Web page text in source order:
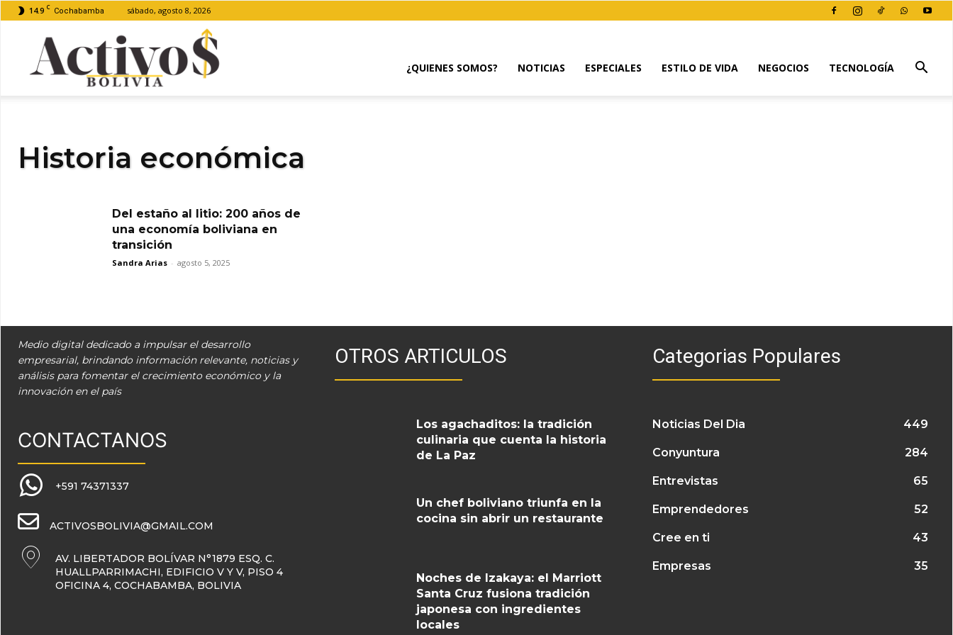
14.9 C Cochabamba sábado, agosto 8, 2026
¿QUIENES SOMOS? NOTICIAS ESPECIALES ESTILO DE VIDA NEGOCIOS TECNOLOGÍA
Historia económica
Del estaño al litio: 200 años de
una economía boliviana en
transición
Sandra Arias - agosto 5, 2025
Medio digital dedicado a impulsar el desarrollo
empresarial, brindando información relevante, noticias y
análisis para fomentar el crecimiento económico y la
innovación en el país
CONTACTANOS
+591 74371337
ACTIVOSBOLIVIA@GMAIL.COM
AV. LIBERTADOR BOLÍVAR N°1879 ESQ. C.
HUALLPARRIMACHI, EDIFICIO V Y V, PISO 4
OFICINA 4, COCHABAMBA, BOLIVIA
OTROS ARTICULOS
Los agachaditos: la tradición
culinaria que cuenta la historia
de La Paz
Un chef boliviano triunfa en la
cocina sin abrir un restaurante
Noches de Izakaya: el Marriott
Santa Cruz fusiona tradición
japonesa con ingredientes
locales
Categorias Populares
Noticias Del Dia 449
Conyuntura 284
Entrevistas 65
Emprendedores 52
Cree en ti 43
Empresas 35